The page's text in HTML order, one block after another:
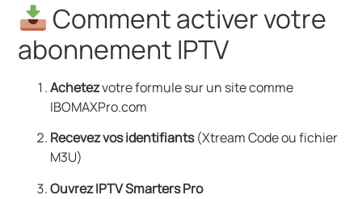
Comment activer votre
abonnement IPTV
Achetezvotre formule sur un site comme
IBOMAXPro.com
Recevez vos identifiants(Xtream Code ou fichier
M3U)
Ouvrez IPTV Smarters Pro